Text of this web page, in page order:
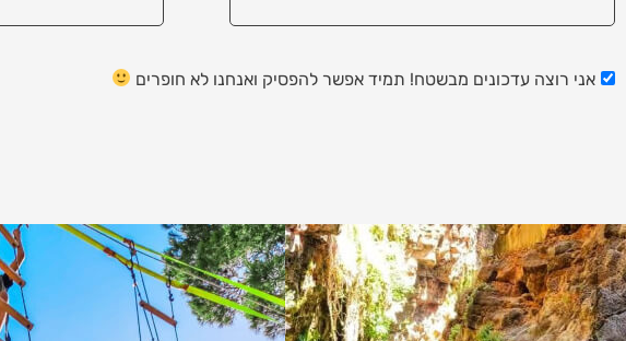
אני רוצה עדכונים מבשטח! תמיד אפשר להפסיק ואנחנו לא חופרים